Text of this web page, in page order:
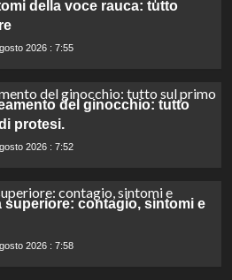
della voce rauca: tutto
2026 : 7:55
del ginocchio: tutto
protesi.
2026 : 7:52
superiore: contagio, sintomi e
2026 : 7:58